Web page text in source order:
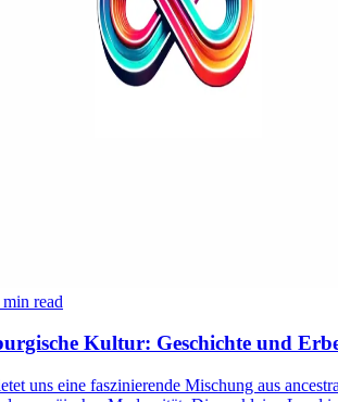
min read
Kultur: Geschichte und
uns eine faszinierende Mischung aus